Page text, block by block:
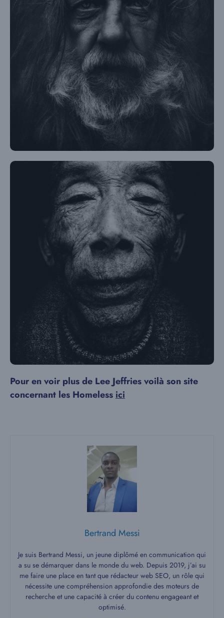
Pour en voir plus de Lee Jeffries voilà son site
concernant les Homeless ici
Bertrand Messi
Je suis Bertrand Messi, un jeune diplômé en communication qui
a su se démarquer dans le monde du web. Depuis 2019, j’ai su
me faire une place en tant que rédacteur web SEO, un rôle qui
nécessite une compréhension approfondie des moteurs de
recherche et une capacité à créer du contenu engageant et
optimisé.